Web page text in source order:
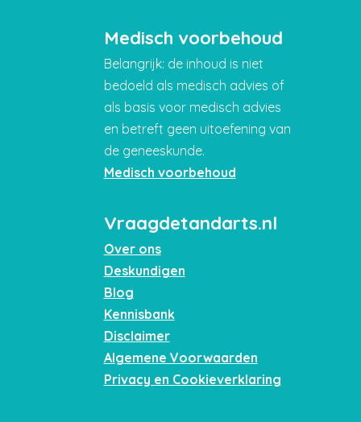
Medisch voorbehoud
Belangrijk: de inhoud is niet
bedoeld als medisch advies of
als basis voor medisch advies
en betreft geen uitoefening van
de geneeskunde.
Medisch voorbehoud
Vraagdetandarts.nl
Over ons
Deskundigen
Blog
Kennisbank
Disclaimer
Algemene Voorwaarden
Privacy en Cookieverklaring